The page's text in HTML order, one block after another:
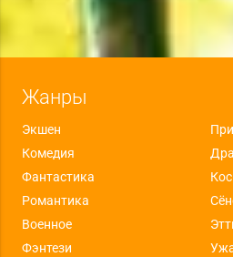
Жанры
Экшен
Комедия
Фантастика
Романтика
Военное
Фэнтези